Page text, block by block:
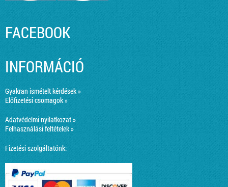
FACEBOOK
INFORMÁCIÓ
Gyakran ismételt kérdések »
Előfizetési csomagok »
Adatvédelmi nyilatkozat »
Felhasználási feltételek »
Fizetési szolgáltatónk: